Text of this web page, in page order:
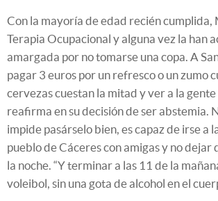
Con la mayoría de edad recién cumplida,
Terapia Ocupacional y alguna vez la han
amargada por no tomarse una copa. A
pagar 3 euros por un refresco o un zumo
cervezas cuestan la mitad y ver a la
reafirma en su decisión de ser abstemia.
impide pasárselo bien, es capaz de irse a
pueblo de Cáceres con amigas y no dejar
la noche. “Y terminar a las 11 de la
voleibol, sin una gota de alcohol en el